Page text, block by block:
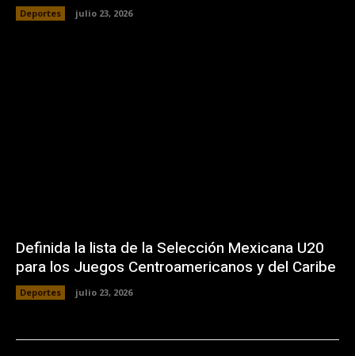
Deportes julio 23, 2026
Definida la lista de la Selección Mexicana U20
para los Juegos Centroamericanos y del Caribe
Deportes julio 23, 2026